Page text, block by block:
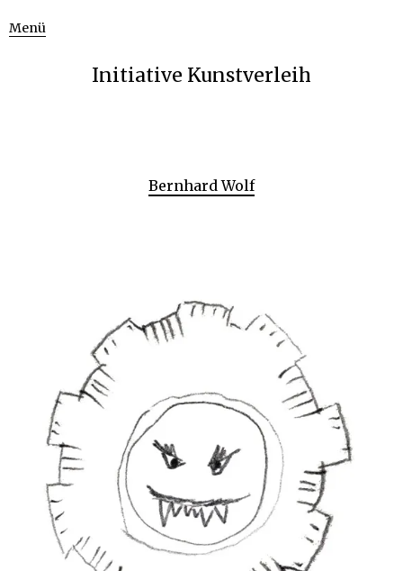
Menü
Initiative Kunstverleih
Bernhard Wolf